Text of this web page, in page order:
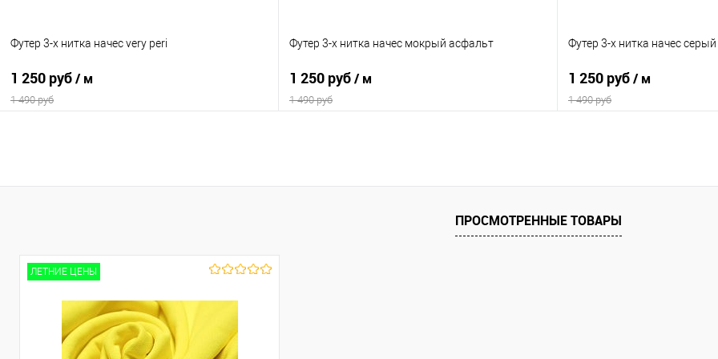
Футер 3-х нитка начес very peri
1 250 руб/ м
1 490 руб
Сравнение
Заказать полотно
330 гр/м2, 70% хб/30% пэ, рулон 180 см, пенье,
Футер 3-х нитка начес мокрый асфальт
1 250 руб/ м
1 490 руб
Сравнение
В наличии
Футер 3-х нитка начес
1 250 руб/ м
1 490 руб
Сравнение
В избранное
Выбрать полотно или образец:
ПРОСМОТРЕННЫЕ ТОВАРЫ
ЛЕТНИЕ ЦЕНЫ